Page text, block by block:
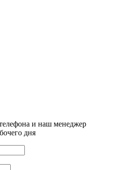
и наш менеджер
дня